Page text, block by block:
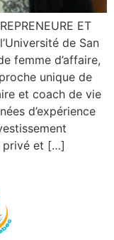
ET
de San
femme d’affaire,
unique de
et coach de vie
d’expérience
privé et […]